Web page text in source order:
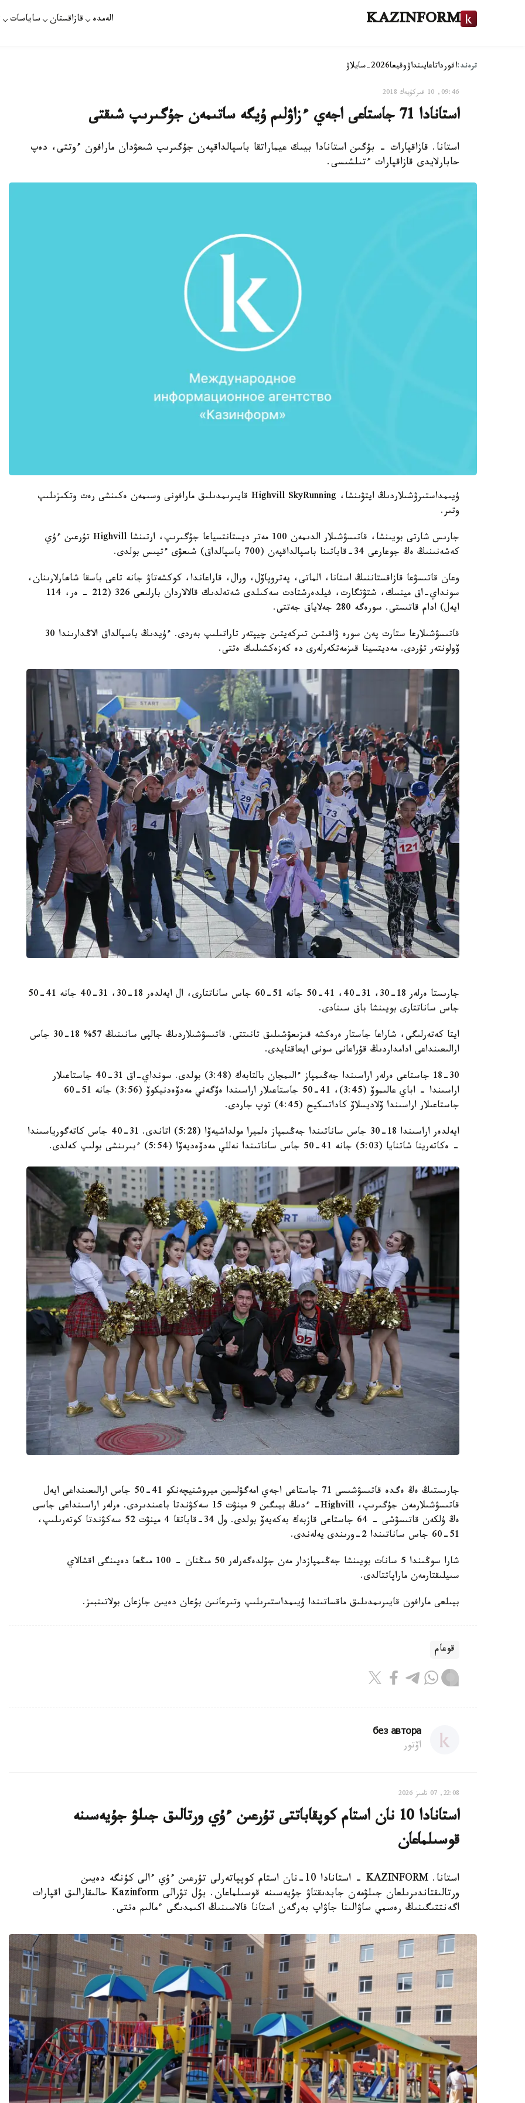
KAZINFORM الەمدە قازاقستان ساياسات
ترەند:اقورداتاعايىنداۋوقيعا2026-سايلاۋ
09:46, 10 قىركۇيەك 2018
استانادا 71 جاستاعى اجەي ءزاۋلىم ۇيگە ساتىمەن جۇگىرىپ شىقتى
استانا. قازاقپارات - بۇگىن استانادا بيىك عيماراتقا باسپالداقپەن جۇگىرىپ شىعۋدان مارافون ءوتتى، دەپ
حابارلايدى قازاقپارات ءتىلشىسى.
ۇيىمداستىرۋشىلاردىڭ ايتۋىنشا، Highvill SkyRunning قايىرىمدىلىق مارافونى وسىمەن ەكىنشى رەت وتكىزىلىپ
وتىر.
جارىس شارتى بويىنشا، قاتىسۋشىلار الدىمەن 100 مەتر ديستانتسياعا جۇگىرىپ، ارتىنشا Highvill تۇرعىن ءۇي
كەشەنىنىڭ ەڭ جوعارعى 34-قاباتىنا باسپالداقپەن (700 باسپالداق) شىعۋى ءتيىس بولدى.
وعان قاتىسۋعا قازاقستاننىڭ استانا، الماتى، پەتروپاۆل، ورال، قاراعاندا، كوكشەتاۋ جانە تاعى باسقا شاھارلارىنان،
سونداي-اق مينسك، شتۋتگارت، فيلدەرشتادت سەكىلدى شەتەلدىك قالالاردان بارلىعى 326 (212 - ەر، 114
ايەل) ادام قاتىستى. سورەگە 280 جەلاياق جەتتى.
قاتىسۋشىلارعا ستارت پەن سورە ۋاقىتىن تىركەيتىن چيپتەر تاراتىلىپ بەردى. ءۇيدىڭ باسپالداق الاڭدارىندا 30
ۆولونتەر تۇردى. مەديتسينا قىزمەتكەرلەرى دە كەزەكشىلىك ەتتى.
جارىستا ەرلەر 18-30، 31-40، 41-50 جانە 51-60 جاس ساناتتارى، ال ايەلدەر 18-30، 31-40 جانە 41-50
جاس ساناتتارى بويىنشا باق سىنادى.
ايتا كەتەرلىگى، شاراعا جاستار ەرەكشە قىزىعۋشىلىق تانىتتى. قاتىسۋشىلاردىڭ جالپى سانىنىڭ 57% 18-30 جاس
ارالىعىنداعى ادامداردىڭ قۇراعانى سونى ايعاقتايدى.
18-30 جاستاعى ەرلەر اراسىندا جەڭىمپاز ءالىمجان بالتابەك (3:48) بولدى. سونداي-اق 31-40 جاستاعىلار
اراسىندا - اباي عالىموۆ (3:45)، 41-50 جاستاعىلار اراسىندا ەۆگەني مەدۆەدنيكوۆ (3:56) جانە 51-60
جاستاعىلار اراسىندا ۆلاديسلاۆ كاداتسكيح (4:45) توپ جاردى.
ايەلدەر اراسىندا 18-30 جاس ساناتىندا جەڭىمپاز ەلميرا مولداشيەۆا (5:28) اتاندى. 31-40 جاس كاتەگورياسىندا
- ەكاتەرينا شاتنايا (5:03) جانە 41-50 جاس ساناتىندا نەللي مەدۆەديەۆا (5:54) ءبىرىنشى بولىپ كەلدى.
جارىستىڭ ەڭ ەگدە قاتىسۋشىسى 71 جاستاعى اجەي امەگۋلسين ميروشنيچەنكو 41-50 جاس ارالىعىنداعى ايەل
قاتىسۋشىلارمەن جۇگىرىپ، Highvill- ءدىڭ بيىگىن 9 مينۋت 15 سەكۋندتا باعىندىردى. ەرلەر اراسىنداعى جاسى
ەڭ ۇلكەن قاتىسۋشى - 64 جاستاعى قازبەك بەكەيەۆ بولدى. ول 34-قاباتقا 4 مينۋت 52 سەكۋندتا كوتەرىلىپ،
51-60 جاس ساناتىندا 2-ورىندى يەلەندى.
شارا سوڭىندا 5 سانات بويىنشا جەڭىمپازدار مەن جۇلدەگەرلەر 50 مىڭنان - 100 مىڭعا دەيىنگى اقشالاي
سىيلىقتارمەن ماراپاتتالدى.
بيىلعى مارافون قايىرىمدىلىق ماقساتىندا ۇيىمداستىرىلىپ وتىرعانىن بۇعان دەيىن جازعان بولاتىنبىز.
قوعام
без автора
اۆتور
22:08, 07 تامىز 2026
استانادا 10 نان استام كوپقاباتتى تۇرعىن ءۇي ورتالىق جىلۋ جۇيەسىنە
قوسىلماعان
استانا. KAZINFORM - استانادا 10-نان استام كوپپاتەرلى تۇرعىن ءۇي ءالى كۇنگە دەيىن
ورتالىقتاندىرىلعان جىلۋمەن جابدىقتاۋ جۇيەسىنە قوسىلماعان. بۇل تۋرالى Kazinform حالىقارالىق اقپارات
اگەنتتىگىنىڭ رەسمي ساۋالىنا جاۋاپ بەرگەن استانا قالاسىنىڭ اكىمدىگى ءمالىم ەتتى.